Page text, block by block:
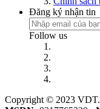
Đăng ký nhận tin
Follow us
Copyright © 2023